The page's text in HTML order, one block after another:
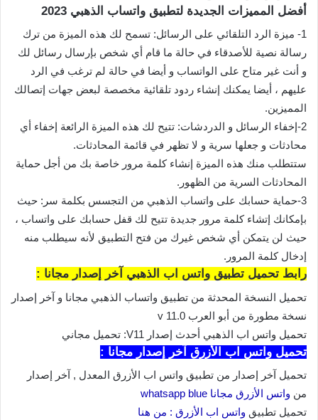
أفضل المميزات الجديدة لتطبيق واتساب الذهبي 2023
1- ميزة الرد التلقائي على الرسائل: تسمح لك هذه الميزة من ترك
رسالة نصية للأصدقاء في حالة ما قام أي شخص بإرسال رسائل لك
و أنت غير متاح على الواتساب و أيضا في حالة لم ترغب في الرد
عليهم ، أيضا يمكنك إنشاء ردود تلقائية مخصصة لبعض جهات إتصالك
المميزين.
2-إخفاء الرسائل و الدردشات: تتيح لك هذه الميزة الرائعة إخفاء أي
محادثات و جعلها سرية و لا تظهر في قائمة المحادثات.
ستتطلب منك هذه الميزة إنشاء كلمة مرور خاصة بك من أجل حماية
المحادثات السرية من الظهور.
3-حماية حسابك على واتساب الذهبي من التجسس بكلمة سر: حيث
بإمكانك إتشاء كلمة مرور جديدة تتيح لك قفل حسابك على واتساب ،
حيث لن يتمكن أي شخص غيرك من فتح التطبيق لأنه سيطلب منه
إدخال كلمة المرور.
رابط تحميل تطبيق واتس اب الذهبي آخر إصدار مجانا :
تحميل النسخة المحدثة من تطبيق واتساب الذهبي مجانا و آخر إصدار
نسخة مطورة من أبو العرب v 11.0
تحميل واتس اب الذهبي أحدث إصدار V11: تحميل مجاني
تحميل واتس اب الأزرق آخر إصدار مجانا :
تحميل آخر إصدار من تطبيق واتس اب الأزرق المعدل , آخر إصدار
من واتس الأزرق مجانا whatsapp blue
تحميل تطبيق واتس اب الأزرق : من هنا